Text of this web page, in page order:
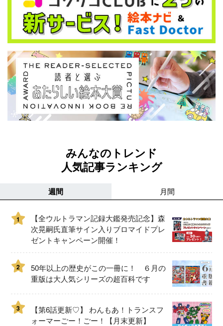
みんなのトレンド
人気記事ランキング
週間 月間
1
【全ウルトラマン記録大鑑発売記念】森
次晃嗣氏直筆サイン入りブロマイドプレ
ゼントキャンペーン開催！
2
50年以上の歴史がこの一冊に！ ６月の
重版は大人気シリーズの超百科です
3
【第6話更新♡】 わんもあ！トランスフ
ォーマーごー！ごー！【月末更新】